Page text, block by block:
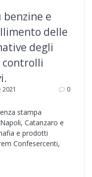
benzine e
delle
degli
controlli
0
stampa
Catanzaro e
e prodotti
Confesercenti,